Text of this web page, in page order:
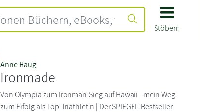
Stöbern
Anne Haug
Ironmade
Von Olympia zum Ironman-Sieg auf Hawaii - mein Weg
zum Erfolg als Top-Triathletin | Der SPIEGEL-Bestseller